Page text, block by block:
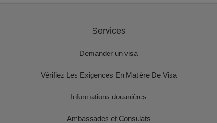
Services
Demander un visa
Vérifiez Les Exigences En Matière De Visa
Informations douanières
Ambassades et Consulats